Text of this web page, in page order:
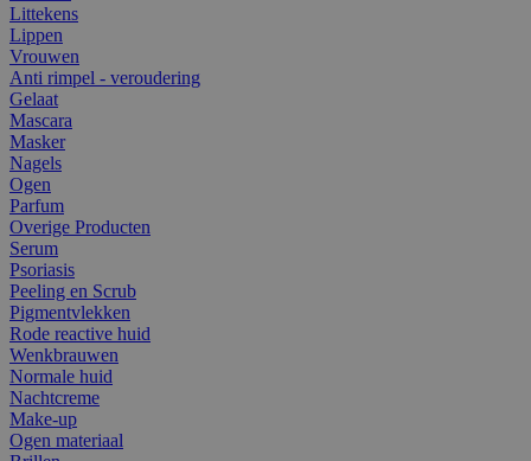
Littekens
Lippen
Vrouwen
Anti rimpel - veroudering
Gelaat
Mascara
Masker
Nagels
Ogen
Parfum
Overige Producten
Serum
Psoriasis
Peeling en Scrub
Pigmentvlekken
Rode reactive huid
Wenkbrauwen
Normale huid
Nachtcreme
Make-up
Ogen materiaal